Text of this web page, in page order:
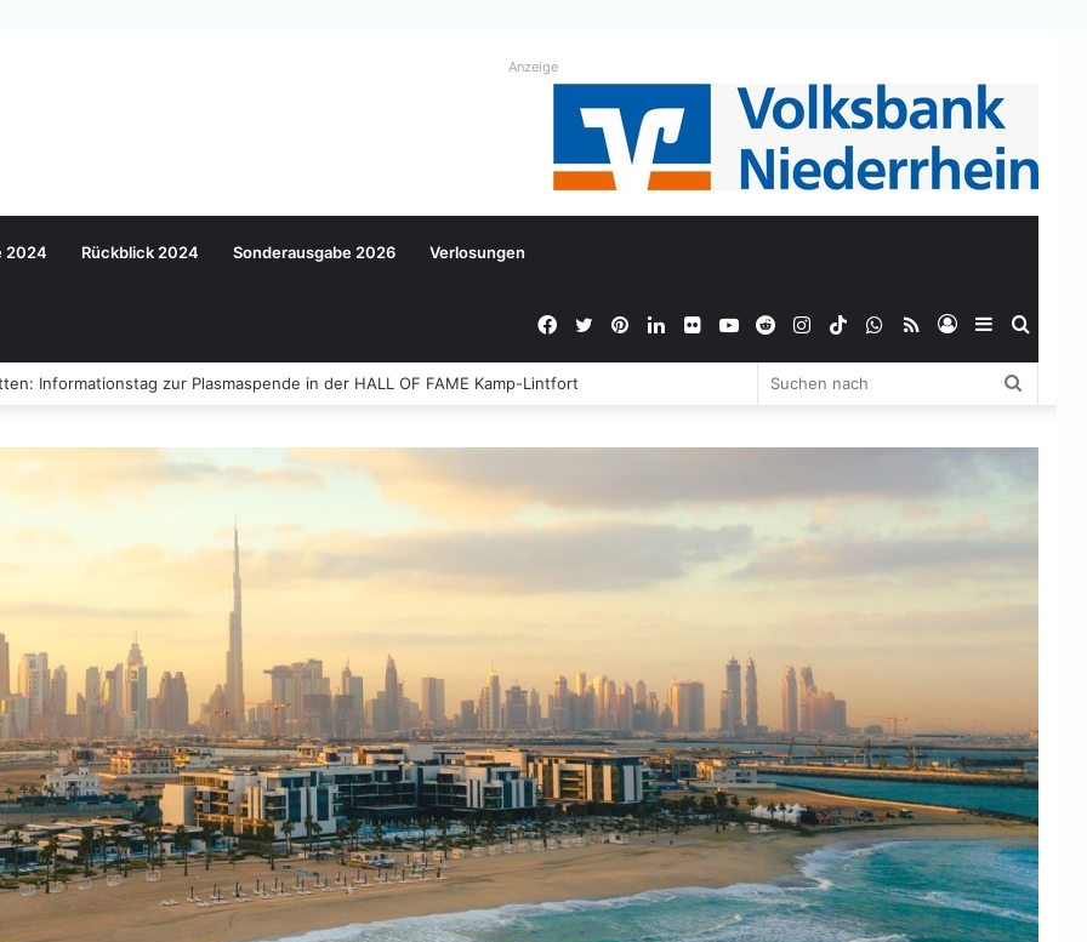
Anzeige
2024 Rückblick 2024 Sonderausgabe 2026 Verlosungen
Sidebar
Anmelden
RSS
WhatsApp
TikTok
Instagram
Reddit
YouTube
Flickr
LinkedIn
Pinterest
Twitter
Facebook
Informationstag zur Plasmaspende in der HALL OF FAME Kamp-Lintfort